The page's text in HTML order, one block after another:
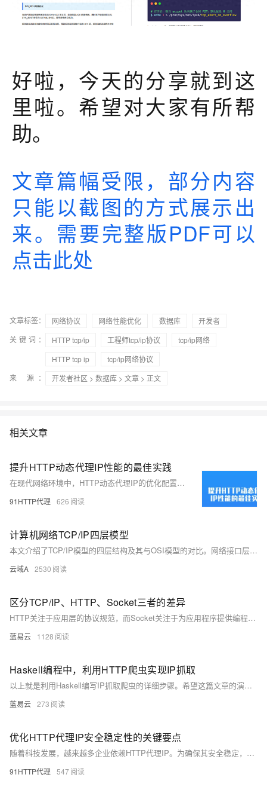
好啦，今天的分享就到这
里啦。希望对大家有所帮
助。
文章篇幅受限，部分内容
只能以截图的方式展示出
来。需要完整版PDF可以
点击此处
文章标签： 网络协议 网络性能优化 数据库
开发者
关键词：
HTTP tcp/ip 工程师tcp/ip协议
tcp/ip网络
HTTP tcp ip
tcp/ip网络协议
来 源：
开发者社区 > 数据库 > 文章 > 正文
相关文章
提升HTTP动态代理IP性能的最佳实践
在现代网络环境中，HTTP动态代理IP的优化配置至关重要。通过选择合适的代理类型（正向/反向代理）、配置缓存、使用负载均衡、加强安全配置（SSL/TLS加密、身份验证）、管理日志、性能监控、限制带宽、定期更新软件和优化用户体验（减少延迟、内容压缩），可以显著提升网络性能、安全性及用户满意度。根据具体需求灵活调整配置，实现最佳效果。
91HTTP代理 626
计算机网络TCP/IP四层模型
本文介绍了TCP/IP模型的四层结构及其与OSI模型的对比。网络接口层负责物理网络接口，处理MAC地址和帧传输；网络层管理IP地址和路由选择，确保数据包准确送达；传输层提供端到端通信，支持可靠（TCP）或不可靠（UDP）传输；应用层直接面向用户，提供如HTTP、FTP等服务。此外，还详细描述了数据封装与解封装过程，以及两模型在层次划分上的差异。
云域A 2530
区分TCP/IP、HTTP、Socket三者的差异
HTTP关注于应用层的协议规范，而Socket关注于为应用程序提供编程中的网络功能，这些功能本身是建立在底层的TCP/IP协议之上；HTTP是更高层次的抽象，定义了如何包装数据，而TCP/IP定义了如何传送数据，Socket则是两者之间在程序中的桥梁，负责实现细节。在实际应用中，通常HTTP通信也是通过Socket来完成，因为HTTP仅是具体内容的封装形式，而Socket则是传送方式的实现形式。
蓝易云 1128
Haskell编程中，利用HTTP爬虫实现IP抓取
以上就是利用Haskell编写IP抓取爬虫的详细步骤。希望这篇文章的演示对于理解在Haskell这种函数式编程语言中如何实现网络爬虫有所帮助，而其中的网络访问、标签解析和列表处理等技术在许多其他的问题中都有广泛的应用。
蓝易云 273
优化HTTP代理IP安全稳定性的关键要点
随着科技发展，越来越多企业依赖HTTP代理IP。为确保其安全稳定，建议采取以下措施：选择可靠服务商、使用HTTPS加密、定期更换IP、监控可用性、设置访问控制、使用负载均衡、配置防火墙、定期更新维护及用户教育。这些方法能有效提升代理IP的安全性和稳定性。
91HTTP代理 547